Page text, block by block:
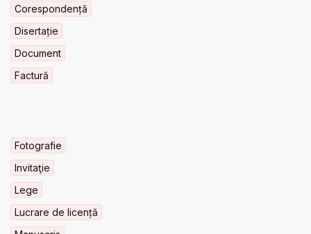
Corespondență
Disertație
Document
Factură
Fotografie
Invitaţie
Lege
Lucrare de licență